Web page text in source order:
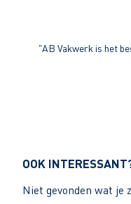
"AB Vakwerk is het
OOK
Niet gevonden wat je